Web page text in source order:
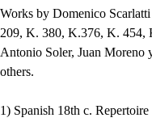
Works by Domenico
209, K. 380, K.376, K. 454,
Antonio Soler, Juan Moreno
others.
1) Spanish 18th c.